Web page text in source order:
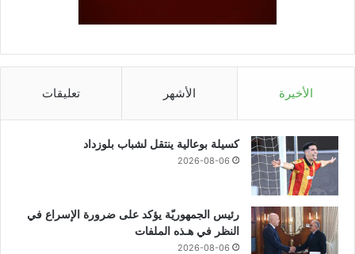
الأخيرة الأشهر تعليقات
كسيلة بوعالية ينتقل لشباب بلوزداد
2026-08-06
رئيس الجمهوريّة يؤكد على ضرورة الإسراع في
النظر في هـذه الملفات
2026-08-06